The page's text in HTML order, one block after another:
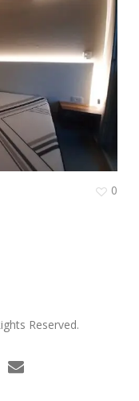
0
Reserved.
email